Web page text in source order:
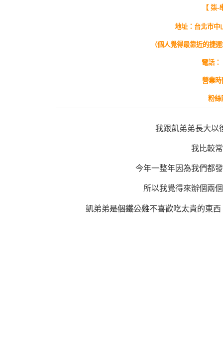
【 柒
地址：台北市中
（個人覺得最靠近的捷
電話：
營業時
粉絲
我跟凱弟弟長大以
我比較
今年一整年因為我們都
所以我覺得來辦個兩
凱弟弟是個鐵公雞不喜歡吃太貴的東